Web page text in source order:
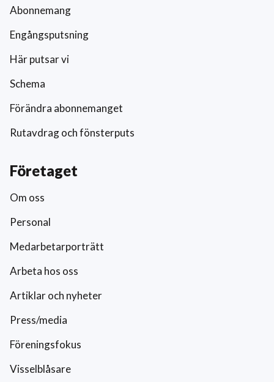
Abonnemang
Engångsputsning
Här putsar vi
Schema
Förändra abonnemanget
Rutavdrag och fönsterputs
Företaget
Om oss
Personal
Medarbetarporträtt
Arbeta hos oss
Artiklar och nyheter
Press/media
Föreningsfokus
Visselblåsare